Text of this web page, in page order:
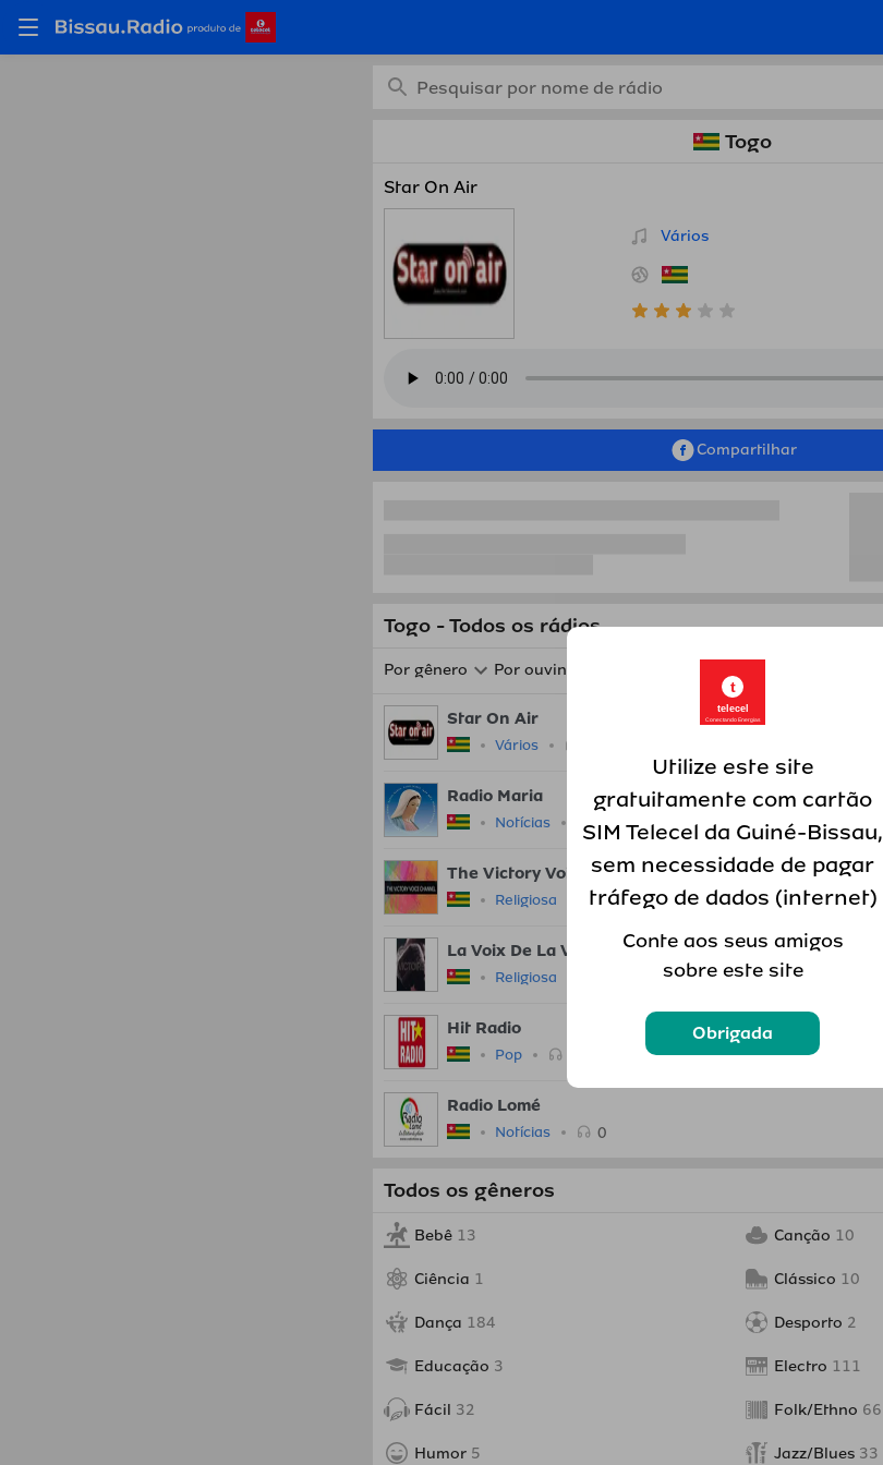
Togo
Star On Air
Vários
Compartilhar
Togo - Todos os rádios
Por gênero Por ouvintes
Star On Air
Vários
Radio Maria
Notícias 1
The Victory Voice Channel
Religiosa 0
La Voix De La Victoire
Religiosa
Hit Radio
Pop
Radio Lomé
Notícias 0
Todos os gêneros
Bebê 13 Canção 10
Ciência 1 Clássico 10
Dança 184 Desporto 2
Educação 3 Electro 111
Fácil 32 Folk/Ethno 66
Humor 5 Jazz/Blues 33
t
telecel
Conectando Energias
Utilize este site
gratuitamente com cartão
SIM Telecel da Guiné-Bissau,
sem necessidade de pagar
tráfego de dados (internet)
Conte aos seus amigos
sobre este site
Obrigada